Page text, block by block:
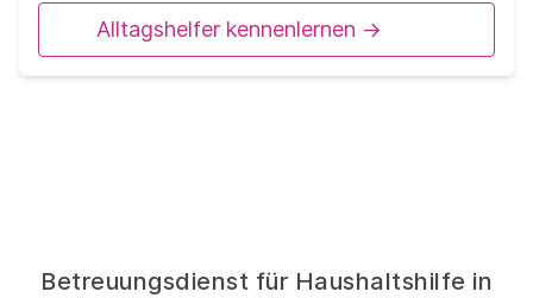
Alltagshelfer kennenlernen ->
Betreuungsdienst für Haushaltshilfe in